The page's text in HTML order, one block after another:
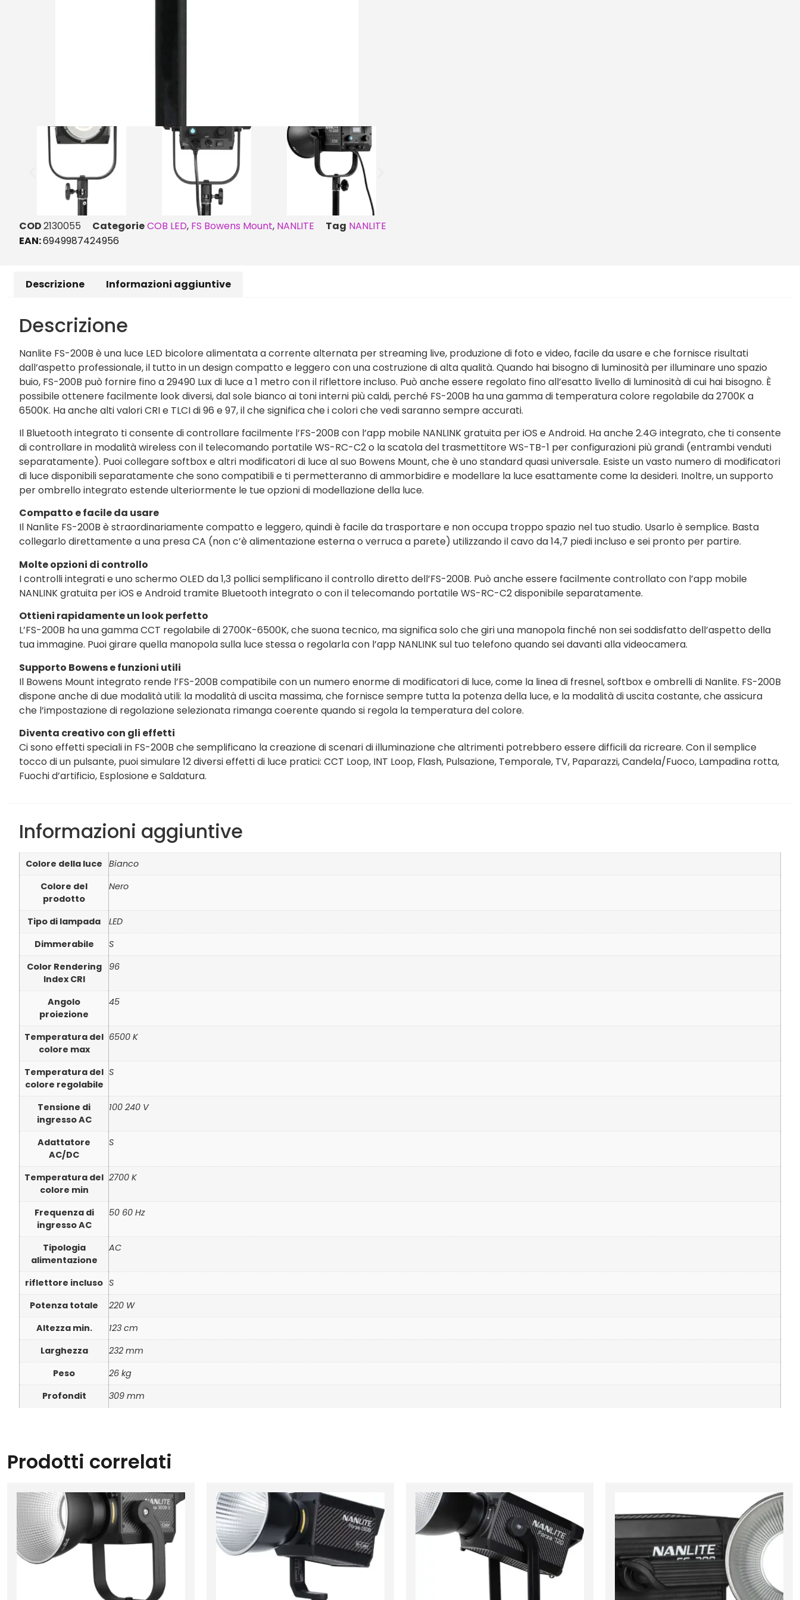
COD2130055 CategorieCOB LED, FS Bowens Mount, NANLITE Tag NANLITE
EAN:6949987424956
Descrizione Informazioni aggiuntive
Descrizione
Nanlite FS-200B è una luce LED bicolore alimentata a corrente alternata per streaming live, produzione di foto e video, facile da usare e che fornisce risultati
dall’aspetto professionale, il tutto in un design compatto e leggero con una costruzione di alta qualità. Quando hai bisogno di luminosità per illuminare uno spazio
buio, FS-200B può fornire fino a 29490 Lux di luce a 1 metro con il riflettore incluso. Può anche essere regolato fino all’esatto livello di luminosità di cui hai bisogno. È
possibile ottenere facilmente look diversi, dal sole bianco ai toni interni più caldi, perché FS-200B ha una gamma di temperatura colore regolabile da 2700K a
6500K. Ha anche alti valori CRI e TLCI di 96 e 97, il che significa che i colori che vedi saranno sempre accurati.
Il Bluetooth integrato ti consente di controllare facilmente l’FS-200B con l’app mobile NANLINK gratuita per iOS e Android. Ha anche 2.4G integrato, che ti consente
di controllare in modalità wireless con il telecomando portatile WS-RC-C2 o la scatola del trasmettitore WS-TB-1 per configurazioni più grandi (entrambi venduti
separatamente). Puoi collegare softbox e altri modificatori di luce al suo Bowens Mount, che è uno standard quasi universale. Esiste un vasto numero di modificatori
di luce disponibili separatamente che sono compatibili e ti permetteranno di ammorbidire e modellare la luce esattamente come la desideri. Inoltre, un supporto
per ombrello integrato estende ulteriormente le tue opzioni di modellazione della luce.
Compatto e facile da usare
Il Nanlite FS-200B è straordinariamente compatto e leggero, quindi è facile da trasportare e non occupa troppo spazio nel tuo studio. Usarlo è semplice. Basta
collegarlo direttamente a una presa CA (non c’è alimentazione esterna o verruca a parete) utilizzando il cavo da 14,7 piedi incluso e sei pronto per partire.
Molte opzioni di controllo
I controlli integrati e uno schermo OLED da 1,3 pollici semplificano il controllo diretto dell’FS-200B. Può anche essere facilmente controllato con l’app mobile
NANLINK gratuita per iOS e Android tramite Bluetooth integrato o con il telecomando portatile WS-RC-C2 disponibile separatamente.
Ottieni rapidamente un look perfetto
L’FS-200B ha una gamma CCT regolabile di 2700K-6500K, che suona tecnico, ma significa solo che giri una manopola finché non sei soddisfatto dell’aspetto della
tua immagine. Puoi girare quella manopola sulla luce stessa o regolarla con l’app NANLINK sul tuo telefono quando sei davanti alla videocamera.
Supporto Bowens e funzioni utili
Il Bowens Mount integrato rende l’FS-200B compatibile con un numero enorme di modificatori di luce, come la linea di fresnel, softbox e ombrelli di Nanlite. FS-200B
dispone anche di due modalità utili: la modalità di uscita massima, che fornisce sempre tutta la potenza della luce, e la modalità di uscita costante, che assicura
che l’impostazione di regolazione selezionata rimanga coerente quando si regola la temperatura del colore.
Diventa creativo con gli effetti
Ci sono effetti speciali in FS-200B che semplificano la creazione di scenari di illuminazione che altrimenti potrebbero essere difficili da ricreare. Con il semplice
tocco di un pulsante, puoi simulare 12 diversi effetti di luce pratici: CCT Loop, INT Loop, Flash, Pulsazione, Temporale, TV, Paparazzi, Candela/Fuoco, Lampadina rotta,
Fuochi d’artificio, Esplosione e Saldatura.
Informazioni aggiuntive
Colore della luce Bianco
Colore del
prodotto
Nero
Tipo di lampada
LED
Dimmerabile
S
Color Rendering
Index CRI
96
Angolo
proiezione
45
Temperatura del
colore max
6500 K
Temperatura del
colore regolabile
S
Tensione di
ingresso AC
100 240 V
Adattatore
AC/DC
S
Temperatura del
colore min
2700 K
Frequenza di
ingresso AC
50 60 Hz
Tipologia
alimentazione
AC
riflettore incluso S
Potenza totale
220 W
Altezza min.
123 cm
Larghezza
232 mm
Peso
26 kg
Profondit
309 mm
Prodotti correlati